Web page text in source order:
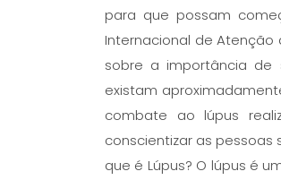
para que possam
Internacional de Atenção
sobre a importância de
existam
combate ao lúpus
conscientizar as
que é Lúpus? O lúpus é